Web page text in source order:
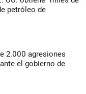
petróleo de
2.000 agresiones
el gobierno de